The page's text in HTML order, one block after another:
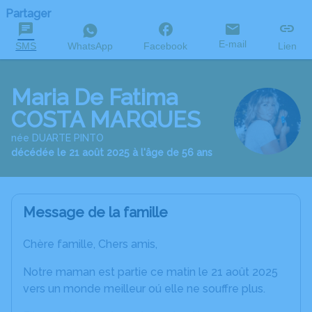
Partager
SMS WhatsApp Facebook E-mail Lien
Maria De Fatima
COSTA MARQUES
née DUARTE PINTO
décédée le 21 août 2025 à l'âge de 56 ans
Message de la famille
Chère famille, Chers amis,
Notre maman est partie ce matin le 21 août 2025
vers un monde meilleur oú elle ne souffre plus.